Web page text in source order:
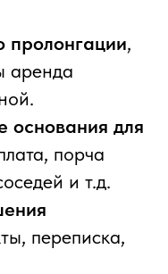
пролонгации,
аренда
основания для
порча
и т.д.
переписка,